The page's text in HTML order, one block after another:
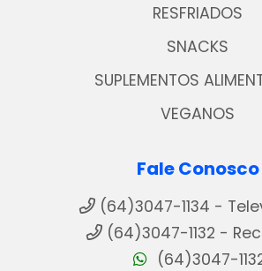
RESFRIADOS
SNACKS
SUPLEMENTOS
VEGANOS
Fale Conosco
(64)3047-1134 -
(64)3047-1132 -
(64)3047-